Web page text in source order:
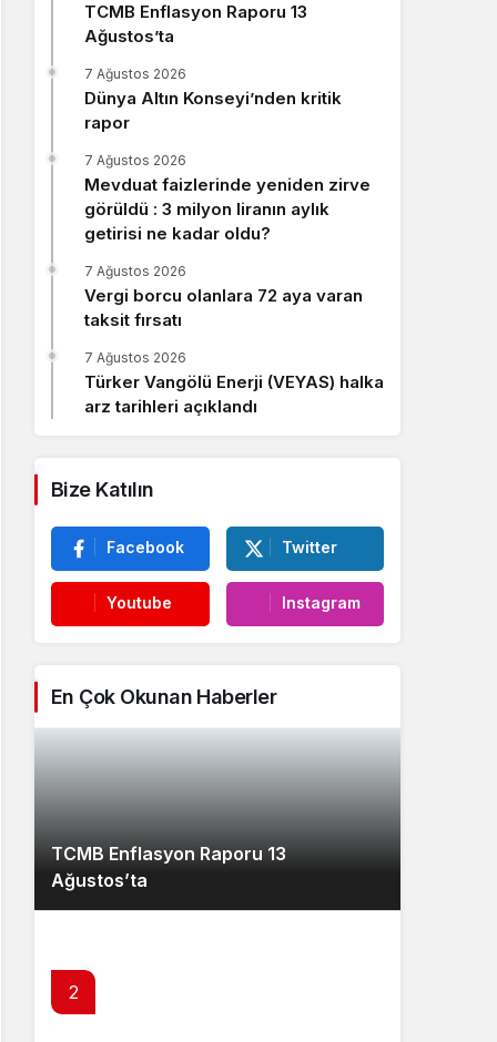
TCMB Enflasyon Raporu 13
Ağustos’ta
Dünya Altın Konseyi’nden kritik
rapor
7 Ağustos 2026
Mevduat faizlerinde yeniden zirve
görüldü : 3 milyon liranın aylık
getirisi ne kadar oldu?
7 Ağustos 2026
Vergi borcu olanlara 72 aya varan
taksit fırsatı
7 Ağustos 2026
Türker Vangölü Enerji (VEYAS) halka
arz tarihleri açıklandı
7 Ağustos 2026
Bize Katılın
Facebook Twitter
Youtube Instagram
En Çok Okunan Haberler
TCMB Enflasyon Raporu 13
Ağustos’ta
2